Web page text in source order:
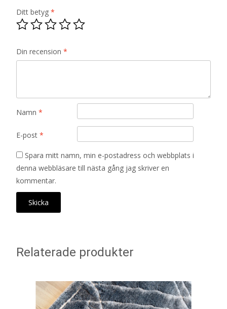
Ditt betyg *
Din recension *
Namn *
E-post *
Spara mitt namn, min e-postadress och webbplats i
denna webbläsare till nästa gång jag skriver en
kommentar.
Relaterade produkter